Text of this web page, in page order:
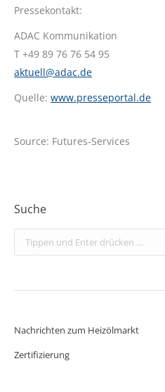
Pressekontakt:
ADAC Kommunikation
T +49 89 76 76 54 95
aktuell@adac.de
Quelle: www.presseportal.de
Source: Futures-Services
Suche
Search:
Nachrichten zum Heizölmarkt
Zertifizierung